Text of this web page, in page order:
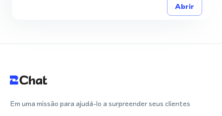
Abrir
Em uma missão para ajudá-lo a surpreender seus clientes